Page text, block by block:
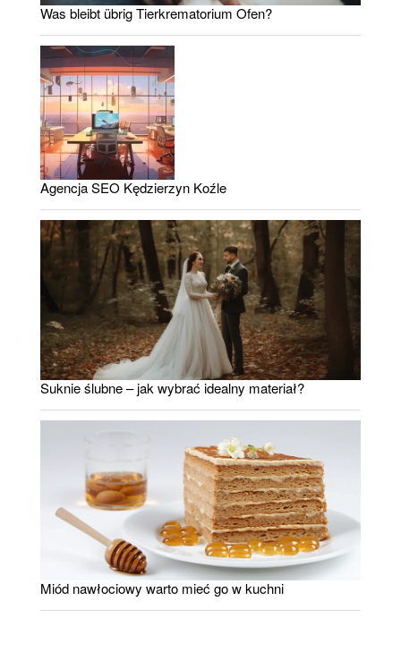
Was bleibt übrig Tierkrematorium Ofen?
Agencja SEO Kędzierzyn Koźle
Suknie ślubne – jak wybrać idealny materiał?
Miód nawłociowy warto mieć go w kuchni